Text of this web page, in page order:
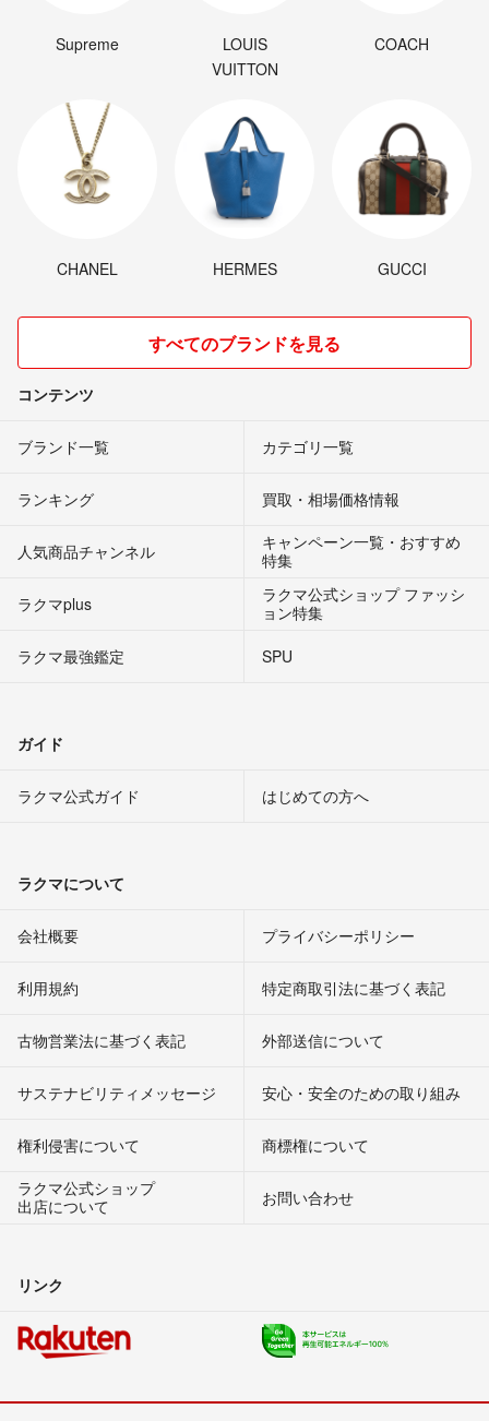
Supreme
LOUIS
VUITTON
COACH
CHANEL HERMES GUCCI
すべてのブランドを見る
コンテンツ
ブランド一覧 カテゴリ一覧
ランキング 買取・相場価格情報
人気商品チャンネル
キャンペーン一覧・おすすめ
特集
ラクマplus
ラクマ公式ショップ ファッシ
ョン特集
ラクマ最強鑑定
SPU
ガイド
ラクマ公式ガイド はじめての方へ
ラクマについて
会社概要 プライバシーポリシー
利用規約 特定商取引法に基づく表記
古物営業法に基づく表記 外部送信について
サステナビリティメッセージ 安心・安全のための取り組み
権利侵害について
商標権について
ラクマ公式ショップ
出店について
お問い合わせ
リンク